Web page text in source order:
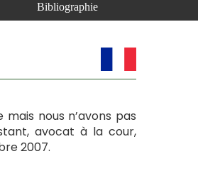
Bibliographie
nous n’avons pas
avocat à la cour,
2007.